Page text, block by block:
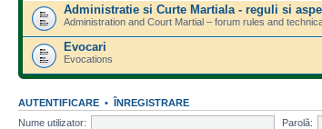
Administratie si Curte Martiala - reguli si
Administration and Court Martial – forum rules and
Evocari
Evocations
AUTENTIFICARE • ÎNREGISTRARE
Nume utilizator:
Parolă: